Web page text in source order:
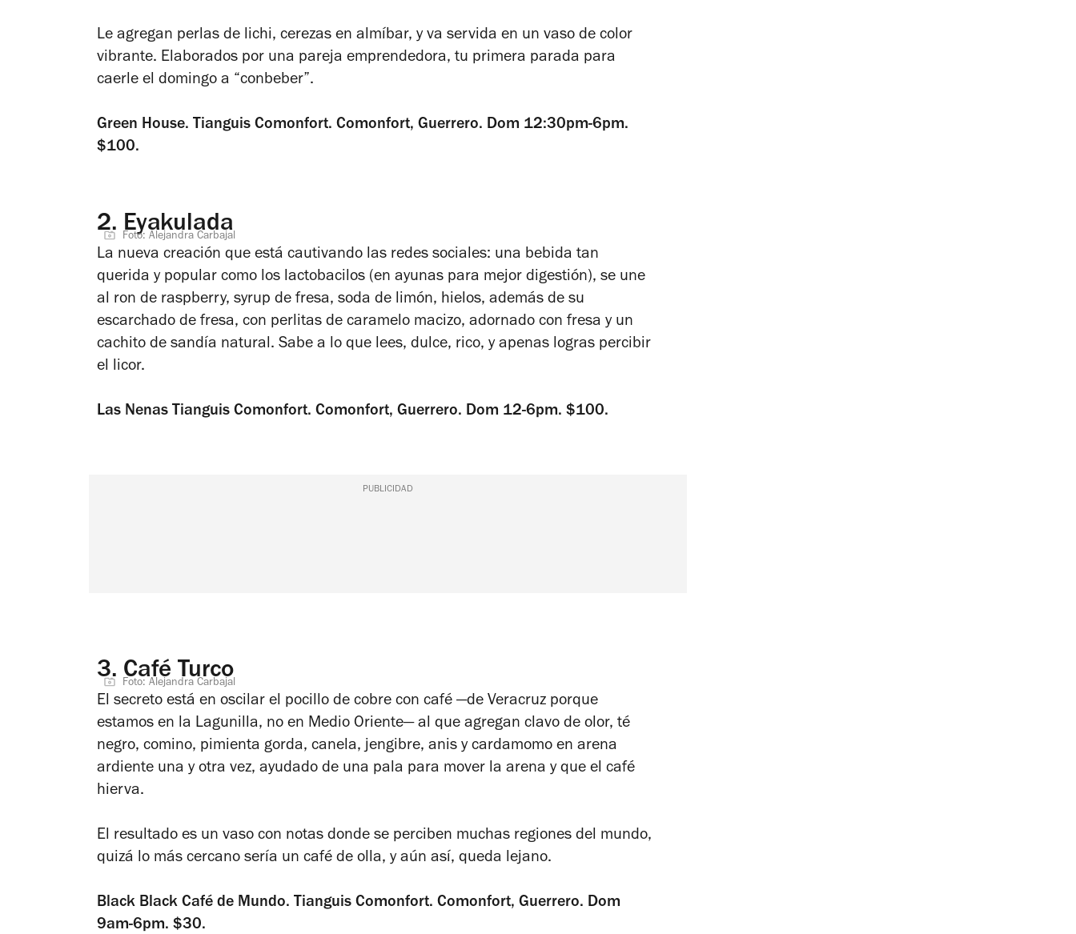
Le agregan perlas de lichi, cerezas en almíbar, y va servida en un vaso de color
vibrante. Elaborados por una pareja emprendedora, tu primera parada para
caerle el domingo a “conbeber”.
Green House. Tianguis Comonfort. Comonfort, Guerrero. Dom 12:30pm-6pm.
$100.
2. Eyakulada
Foto: Alejandra Carbajal
La nueva creación que está cautivando las redes sociales: una bebida tan
querida y popular como los lactobacilos (en ayunas para mejor digestión), se une
al ron de raspberry, syrup de fresa, soda de limón, hielos, además de su
escarchado de fresa, con perlitas de caramelo macizo, adornado con fresa y un
cachito de sandía natural. Sabe a lo que lees, dulce, rico, y apenas logras percibir
el licor.
Las Nenas Tianguis Comonfort. Comonfort, Guerrero. Dom 12-6pm. $100.
PUBLICIDAD
3. Café Turco
Foto: Alejandra Carbajal
El secreto está en oscilar el pocillo de cobre con café —de Veracruz porque
estamos en la Lagunilla, no en Medio Oriente— al que agregan clavo de olor, té
negro, comino, pimienta gorda, canela, jengibre, anis y cardamomo en arena
ardiente una y otra vez, ayudado de una pala para mover la arena y que el café
hierva.
El resultado es un vaso con notas donde se perciben muchas regiones del mundo,
quizá lo más cercano sería un café de olla, y aún así, queda lejano.
Black Black Café de Mundo. Tianguis Comonfort. Comonfort, Guerrero. Dom
9am-6pm. $30.